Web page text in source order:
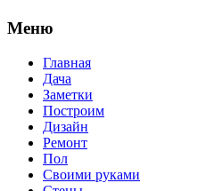
Меню
Главная
Дача
Заметки
Построим
Дизайн
Ремонт
Пол
Своими руками